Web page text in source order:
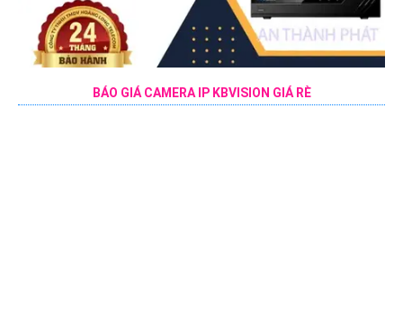
BÁO GIÁ CAMERA IP KBVISION GIÁ RÈ